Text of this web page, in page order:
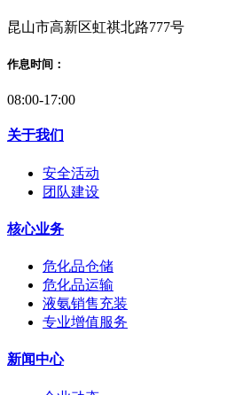
昆山市高新区虹祺北路777号
作息时间：
08:00-17:00
关于我们
安全活动
团队建设
核心业务
危化品仓储
危化品运输
液氨销售充装
专业增值服务
新闻中心